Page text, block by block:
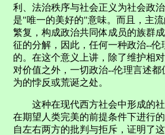
利、法治秩序与社会正义为社会政
是"唯一的美好的"意味。而且，主
繁复，构成政治共同体成员的族群
征的分解，因此，任何一种政治--
的。在这个意义上讲，除了维护相
对价值之外，一切政治--伦理言述
为的悖反或荒诞之处。
这种在现代西方社会中形成的社
在期望人类完美的前提条件下进行
自左右两方的批判与拒斥，证明了这